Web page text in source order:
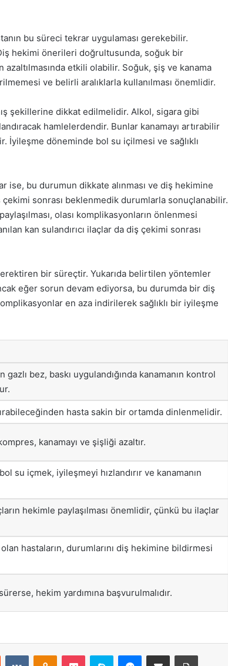
bu süreci tekrar uygulaması gerekebilir.
hekimi önerileri doğrultusunda, soğuk bir
azaltılmasında etkili olabilir. Soğuk, şiş ve kanama
ve belirli aralıklarla kullanılması önemlidir.
şekillerine dikkat edilmelidir. Alkol, sigara gibi
hamlelerdendir. Bunlar kanamayı artırabilir
döneminde bol su içilmesi ve sağlıklı
ise, bu durumun dikkate alınması ve diş hekimine
sonrası beklenmedik durumlarla sonuçlanabilir.
olası komplikasyonların önlenmesi
kan sulandırıcı ilaçlar da diş çekimi sonrası
bir süreçtir. Yukarıda belirtilen yöntemler
eğer sorun devam ediyorsa, bu durumda bir diş
en aza indirilerek sağlıklı bir iyileşme
bez, baskı uygulandığında kanamanın kontrol
hasta sakin bir ortamda dinlenmelidir.
kanamayı ve şişliği azaltır.
su içmek, iyileşmeyi hızlandırır ve kanamanın
hekimle paylaşılması önemlidir, çünkü bu ilaçlar
hastaların, durumlarını diş hekimine bildirmesi
hekim yardımına başvurulmalıdır.
Reddit VKontakteOdnoklassniki
Pocket Skype Messenger
E-Posta ile paylaş Yazdır